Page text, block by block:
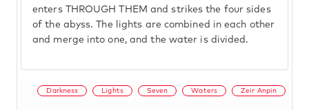
enters THROUGH THEM and strikes the four sides
of the abyss. The lights are combined in each other
and merge into one, and the water is divided.
Darkness Lights Seven Waters Zeir Anpin